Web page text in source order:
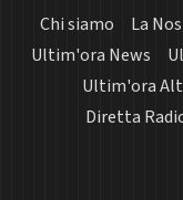
Chi siamo La
Ultim'ora News
Ultim'ora
Diretta